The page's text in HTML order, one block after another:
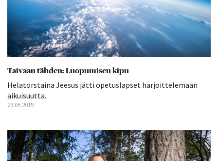
Taivaan tähden: Luopumisen kipu
Helatorstaina Jeesus jätti opetuslapset harjoittelemaan
aikuisuutta.
29.05.2019